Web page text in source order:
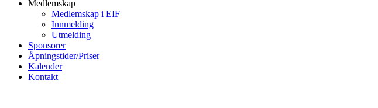
Medlemskap
Medlemskap i EIF
Innmelding
Utmelding
Sponsorer
Åpningstider/Priser
Kalender
Kontakt